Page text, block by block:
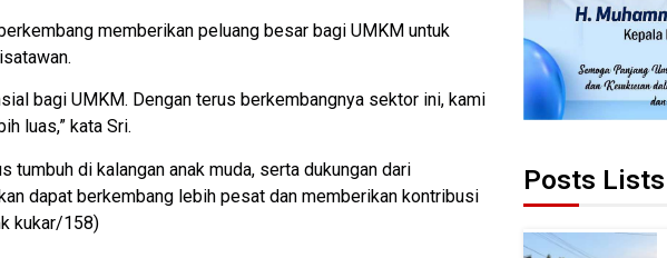
memberikan peluang besar bagi UMKM untuk
bagi UMKM. Dengan terus berkembangnya sektor ini, kami
luas,” kata Sri.
tumbuh di kalangan anak muda, serta dukungan dari
dapat berkembang lebih pesat dan memberikan kontribusi
kukar/158)
Posts Lists